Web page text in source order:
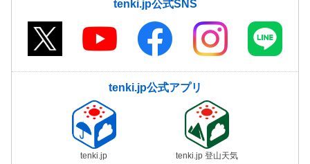
tenki.jp公式SNS
tenki.jp公式アプリ
tenki.jp tenki.jp 登山天気